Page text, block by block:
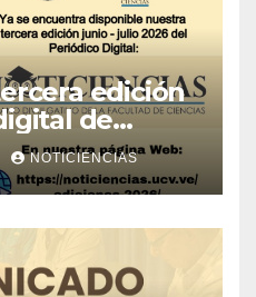
edición
de
NOTICIENCIAS